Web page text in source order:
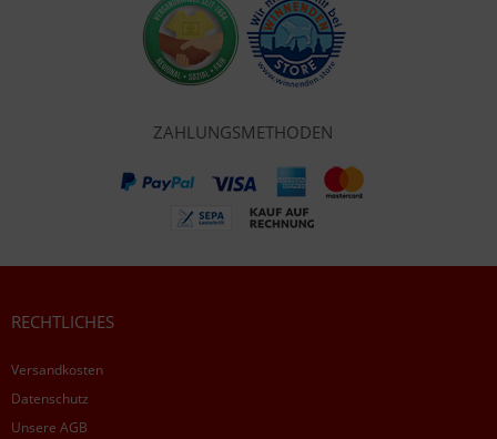
ZAHLUNGSMETHODEN
RECHTLICHES
Versandkosten
Datenschutz
Unsere AGB